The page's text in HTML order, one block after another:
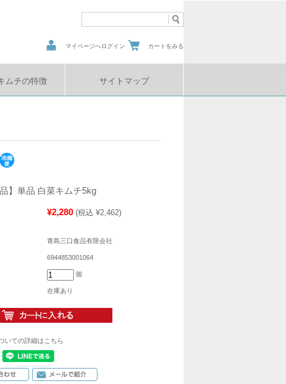
マイページへログイン カートをみる
ムチの特徴 サイトマップ
品】単品 白菜キムチ5kg
¥2,280 (税込 ¥2,462)
青島三口食品有限会社
6944853001064
個
在庫あり
いての詳細はこちら